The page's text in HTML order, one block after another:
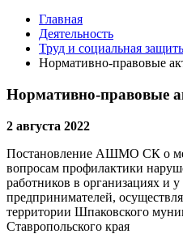
Главная
Деятельность
Труд и социальная
Нормативно-правовые
Нормативно-правовые
2 августа 2022
Постановление АШМО СК о
вопросам профилактики
работников в организациях и
предпринимателей,
территории Шпаковского
Ставропольского края